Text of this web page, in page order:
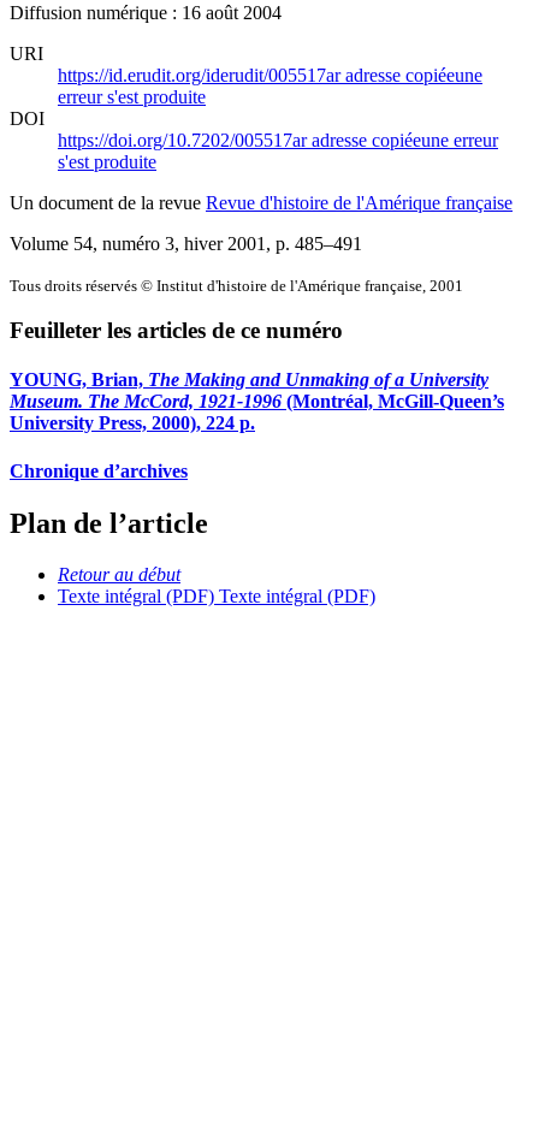
Diffusion numérique : 16 août 2004
URI
https://id.erudit.org/iderudit/005517aradresse copiéeune
erreur s'est produite
DOI
https://doi.org/10.7202/005517aradresse copiéeune erreur
s'est produite
Un document de la revue Revue d'histoire de l'Amérique française
Volume 54, numéro 3, hiver 2001 , p. 485–491
Tous droits réservés © Institut d'histoire de l'Amérique française, 2001
Feuilleter les articles de ce numéro
YOUNG, Brian, The Making and Unmaking of a University
Museum. The McCord, 1921-1996 (Montréal, McGill-Queen’s
University Press, 2000), 224 p.
Chronique d’archives
Plan de l’article
Retour au début
Texte intégral (PDF) Texte intégral (PDF)